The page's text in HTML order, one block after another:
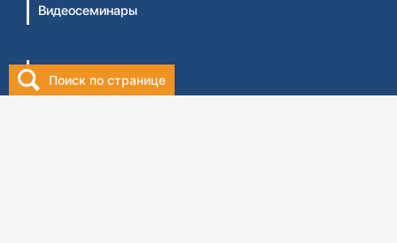
Поиск по странице
Видеосеминары
Личный кабинет